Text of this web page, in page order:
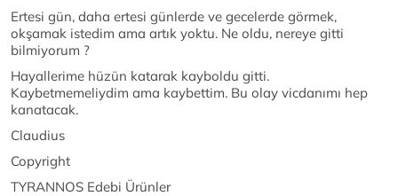
Ertesi gün, daha ertesi günlerde ve gecelerde görmek,
okşamak istedim ama artık yoktu. Ne oldu, nereye gitti
bilmiyorum ?
Hayallerime hüzün katarak kayboldu gitti.
Kaybetmemeliydim ama kaybettim. Bu olay vicdanımı hep
kanatacak.
Claudius
Copyright
TYRANNOS Edebi Ürünler